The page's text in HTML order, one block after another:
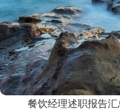
餐饮经理述职报告汇